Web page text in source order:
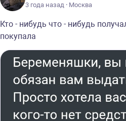
3 года назад · Москва
Кто - нибудь что - нибудь
покупала